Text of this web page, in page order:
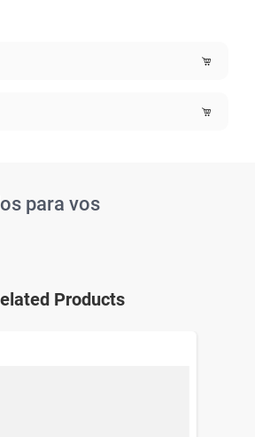
para vos
Products